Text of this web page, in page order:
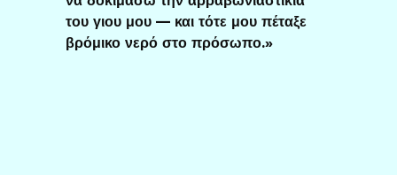
του γιου μου — και τότε μου πέταξε
βρόμικο νερό στο πρόσωπο.»